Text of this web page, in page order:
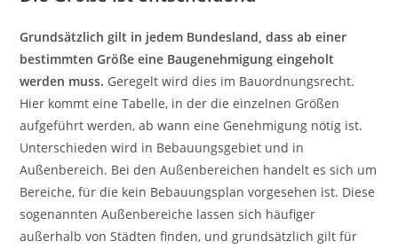
Grundsätzlich gilt in jedem Bundesland, dass ab einer
bestimmten Größe eine Baugenehmigung eingeholt
werden muss. Geregelt wird dies im Bauordnungsrecht.
Hier kommt eine Tabelle, in der die einzelnen Größen
aufgeführt werden, ab wann eine Genehmigung nötig ist.
Unterschieden wird in Bebauungsgebiet und in
Außenbereich. Bei den Außenbereichen handelt es sich um
Bereiche, für die kein Bebauungsplan vorgesehen ist. Diese
sogenannten Außenbereiche lassen sich häufiger
außerhalb von Städten finden, und grundsätzlich gilt für